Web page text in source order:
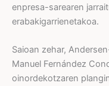
enpresa-sarearen
erabakigarrienetakoa.
Saioan zehar,
Manuel Fernández
oinordekotzaren